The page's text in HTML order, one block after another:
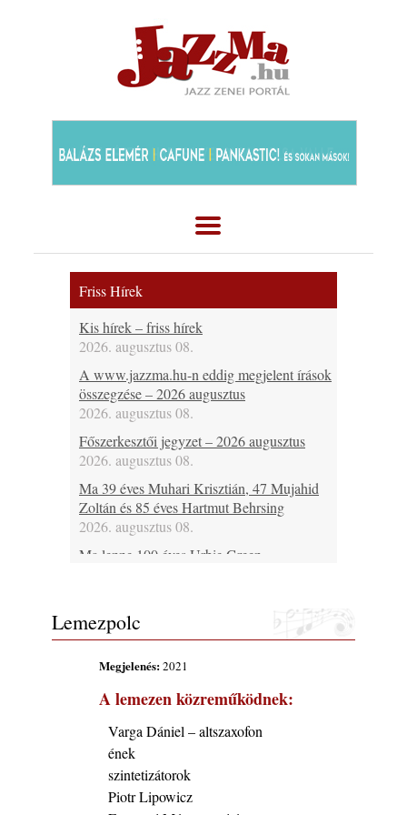
Friss Hírek
Kis hírek – friss hírek
2026. augusztus 08.
A www.jazzma.hu-n eddig megjelent írások
összegzése – 2026 augusztus
2026. augusztus 08.
Főszerkesztői jegyzet – 2026 augusztus
2026. augusztus 08.
Ma 39 éves Muhari Krisztián, 47 Mujahid
Zoltán és 85 éves Hartmut Behrsing
2026. augusztus 08.
Ma lenne 100 éves Urbie Green
2026. augusztus 08.
eseménye: augusztus közepén érkezik a
2026. augusztus 08.
2026-os jazzfesztiválok, amelyekről én is
tudok… 19. rész: XXXI. Szoboszlói
Dixieland Napok (Hajdúszoboszló – 2026.
augusztus 21-22-23.)
2026. augusztus 08.
Lemezpolc
Megjelenés:2021
A lemezen közreműködnek:
Varga Dániel – altszaxofon
ének
szintetizátorok
Piotr Lipowicz